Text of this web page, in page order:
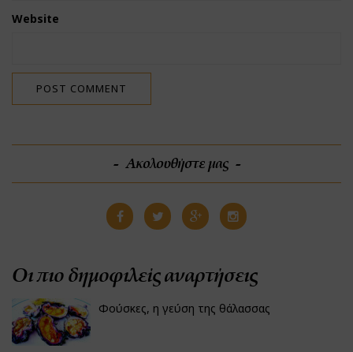
Website
Ακολουθήστε μας
Οι πιο δημοφιλείς αναρτήσεις
Φούσκες, η γεύση της θάλασσας